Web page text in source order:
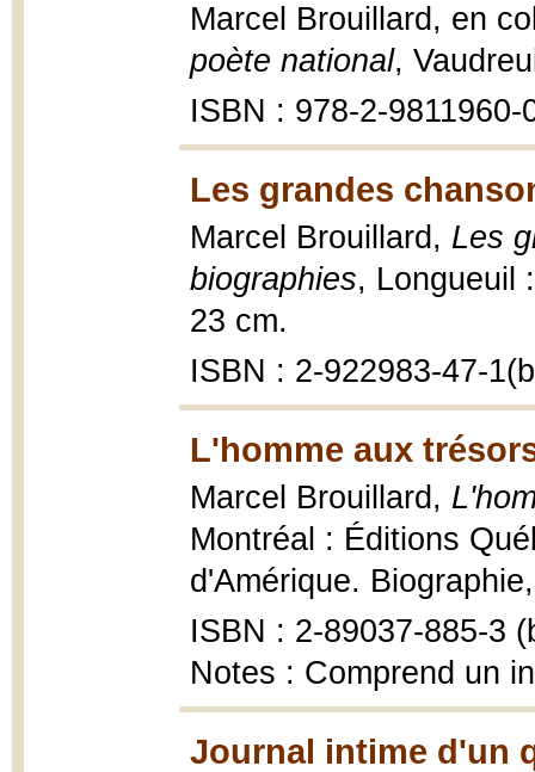
Marcel Brouillard, en
poète national,
ISBN : 978-2-9811960-
Les grandes
Marcel Brouillard, Les
biographies, Longueuil
23 cm.
ISBN : 2-922983-47-
L'homme aux
Marcel Brouillard,
Montréal : Éditions
d'Amérique.
ISBN : 2-89037-885-3
Notes : Comprend un
Journal intime d'un